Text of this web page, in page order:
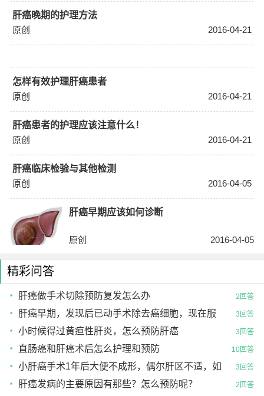
肝癌晚期的护理方法
原创
2016-04-21
怎样有效护理肝癌患者
原创
2016-04-21
肝癌患者的护理应该注意什么！
原创
2016-04-21
肝癌临床检验与其他检测
原创
2016-04-05
肝癌早期应该如何诊断
原创 2016-04-05
精彩问答
肝癌做手术切除预防复发怎么办 2回答
肝癌早期，发现后已动手术除去癌细胞，现在服
用华蟾素，想咨询是否有更好的治疗以及预防方法
3回答
小时候得过黄疸性肝炎，怎么预防肝癌 3回答
直肠癌和肝癌术后怎么护理和预防 10回答
小肝癌手术1年后大便不成形，偶尔肝区不适，如
何预防复发
3回答
肝癌发病的主要原因有那些？怎么预防呢？ 2回答